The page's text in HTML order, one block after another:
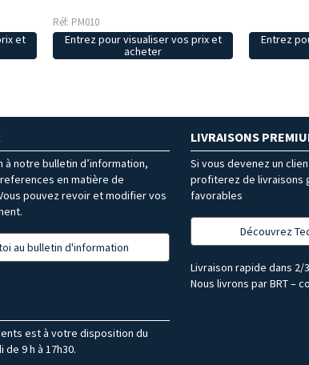
et
Réf: PM010
Entrez pour visualiser vos prix et
acheter
Entrez
à notre bulletin d’information,
en matière de
pouvez revoir et modifier vos
au bulletin d'information
LIVRAISONS
Si vous devenez un
profiterez de livraisons
favorables
Découvrez
Livraison rapide dans 2/
Nous livrons par BRT –
est à votre disposition du
9 h à 17h30.